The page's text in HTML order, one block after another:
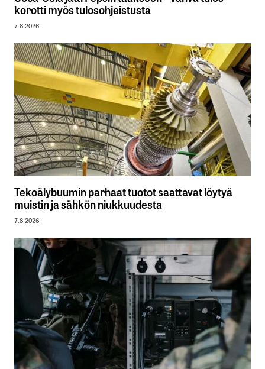
korotti myös tulosohjeistusta
7.8.2026
Tekoälybuumin parhaat tuotot saattavat löytyä
muistin ja sähkön niukkuudesta
7.8.2026